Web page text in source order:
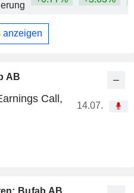
AB
Call,
14.07.
anzeigen